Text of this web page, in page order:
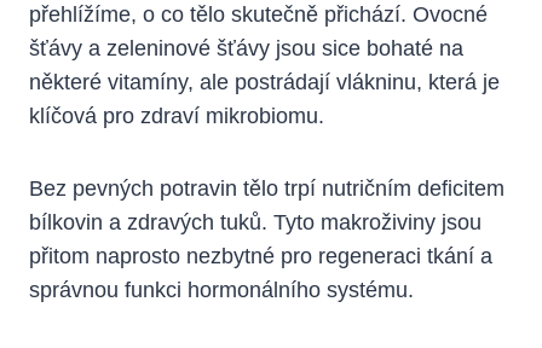
přehlížíme, o co tělo skutečně přichází. Ovocné
šťávy a zeleninové šťávy jsou sice bohaté na
některé vitamíny, ale postrádají vlákninu, která je
klíčová pro zdraví mikrobiomu.
Bez pevných potravin tělo trpí nutričním deficitem
bílkovin a zdravých tuků. Tyto makroživiny jsou
přitom naprosto nezbytné pro regeneraci tkání a
správnou funkci hormonálního systému.